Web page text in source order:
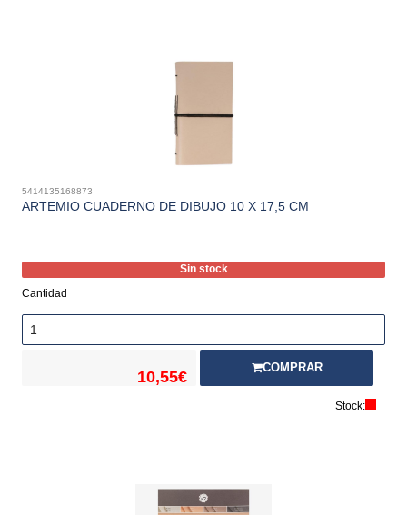
5414135168873
ARTEMIO CUADERNO DE DIBUJO 10 X 17,5 CM
Sin stock
Cantidad
10,55€
COMPRAR
Stock: